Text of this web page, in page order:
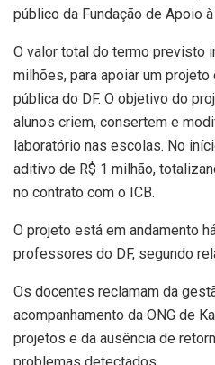
público da Fundação de Apoio
O valor total do termo previsto
milhões, para apoiar um projeto
pública do DF. O objetivo do
alunos criem, consertem e
laboratório nas escolas. No
aditivo de R$ 1 milhão,
no contrato com o ICB.
O projeto está em andamento
professores do DF, segundo
Os docentes reclamam da
acompanhamento da ONG de
projetos e da ausência de